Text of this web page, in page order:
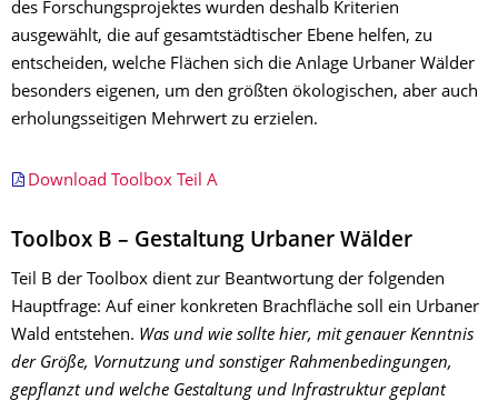
des Forschungsprojektes wurden deshalb Kriterien
ausgewählt, die auf gesamtstädtischer Ebene helfen, zu
entscheiden, welche Flächen sich die Anlage Urbaner Wälder
besonders eigenen, um den größten ökologischen, aber auch
erholungsseitigen Mehrwert zu erzielen.
Download Toolbox Teil A
Toolbox B – Gestaltung Urbaner Wälder
Teil B der Toolbox dient zur Beantwortung der folgenden
Hauptfrage: Auf einer konkreten Brachfläche soll ein Urbaner
Wald entstehen. Was und wie sollte hier, mit genauer Kenntnis
der Größe, Vornutzung und sonstiger Rahmenbedingungen,
gepflanzt und welche Gestaltung und Infrastruktur geplant